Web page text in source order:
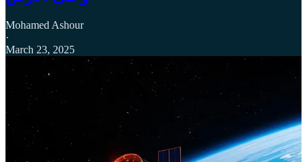
Mohamed Ashour
·
March 23, 2025